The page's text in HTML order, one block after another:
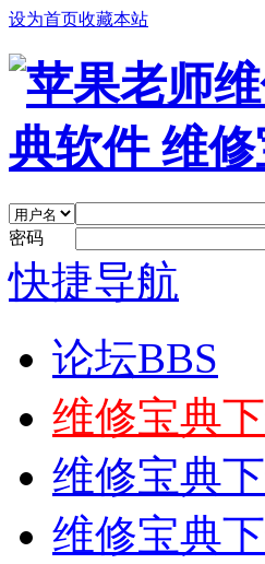
设为首页收藏本站
密码
快捷导航
论坛BBS
维修宝典
维修宝典
维修宝典